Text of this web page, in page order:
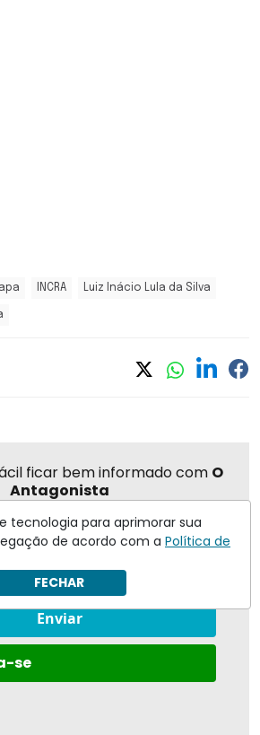
INCRA Luiz Inácio Lula da Silva
ficar bem informado com O
Antagonista
notificações | Para obter mais
Política de Privacidade
Enviar
se
tecnologia para aprimorar sua
de acordo com a Política de
FECHAR